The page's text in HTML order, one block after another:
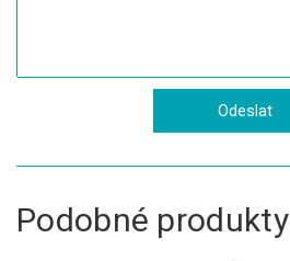
Podobné produkty